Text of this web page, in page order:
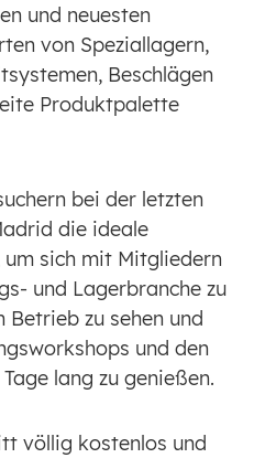
und neuesten
von Speziallagern,
Beschlägen
Produktpalette
bei der letzten
die ideale
sich mit Mitgliedern
und Lagerbranche zu
Betrieb zu sehen und
und den
lang zu genießen.
völlig kostenlos und